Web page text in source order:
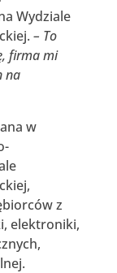
Wydziale
– To
firma mi
na
w
z
elektroniki,